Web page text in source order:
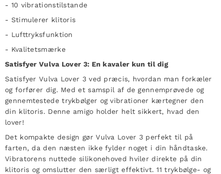
- 10 vibrationstilstande
- Stimulerer klitoris
- Lufttryksfunktion
- Kvalitetsmærke
Satisfyer Vulva Lover 3: En kavaler kun til dig
Satisfyer Vulva Lover 3 ved præcis, hvordan man forkæler
og forfører dig. Med et samspil af de gennemprøvede og
gennemtestede trykbølger og vibrationer kærtegner den
din klitoris. Denne amigo holder helt sikkert, hvad den
lover!
Det kompakte design gør Vulva Lover 3 perfekt til på
farten, da den næsten ikke fylder noget i din håndtaske.
Vibratorens nuttede silikonehoved hviler direkte på din
klitoris og omslutter den særligt effektivt. 11 trykbølge- og